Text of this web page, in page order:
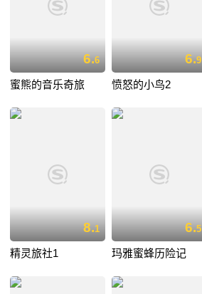
6.6
蜜熊的音乐奇旅
6.9
愤怒的小鸟2
8.1
精灵旅社1
6.5
玛雅蜜蜂历险记